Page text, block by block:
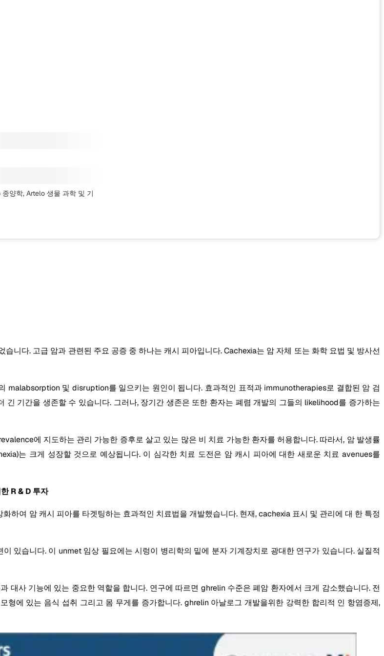
양학, Artelo 생물 과학 및 기
니다. 고급 암과 관련된 주요 공증 중 하나는 캐시 피아입니다. Cachexia는 암 자체 또는 화학 요법 및 방사선
malabsorption 및 disruption를 일으키는 원인이 됩니다. 효과적인 표적과 immunotherapies로 결합된 암 검
기간을 생존할 수 있습니다. 그러나, 장기간 생존은 또한 환자는 폐렴 개발의 그들의 likelihood를 증가하는
에 지도하는 관리 가능한 증후로 살고 있는 많은 비 치료 가능한 환자를 허용합니다. 따라서, 암 발생률
는 크게 성장할 것으로 예상됩니다. 이 심각한 치료 도전은 암 캐시 피아에 대한 새로운 치료 avenues를
R & D 투자
하여 암 캐시 피아를 타겟팅하는 효과적인 치료법을 개발했습니다. 현재, cachexia 표시 및 관리에 대 한 특정
있습니다. 이 unmet 임상 필요에는 시렁이 병리학의 밑에 분자 기계장치로 광대한 연구가 있습니다. 실질적
대사 기능에 있는 중요한 역할을 합니다. 연구에 따르면 ghrelin 수준은 폐암 환자에서 크게 감소했습니다. 전
에 있는 음식 섭취 그리고 몸 무게를 증가합니다. ghrelin 아날로그 개발을위한 강력한 합리적 인 항염증제,